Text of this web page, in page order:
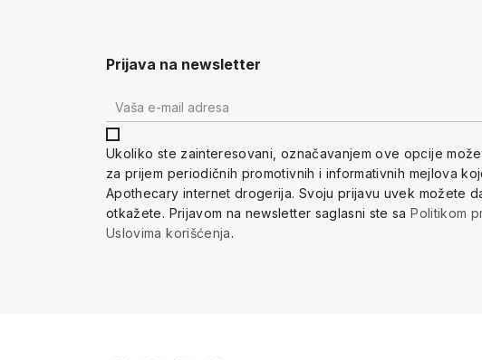
Prijava na newsletter
Ukoliko ste zainteresovani, označavanjem ove opcije
za prijem periodičnih promotivnih i informativnih mejlova
Apothecary internet drogerija. Svoju prijavu uvek možete
otkažete. Prijavom na newsletter saglasni ste saPolitikom
Uslovima korišćenja.